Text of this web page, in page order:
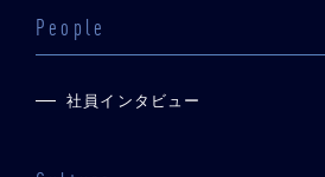
People
社員インタビュー